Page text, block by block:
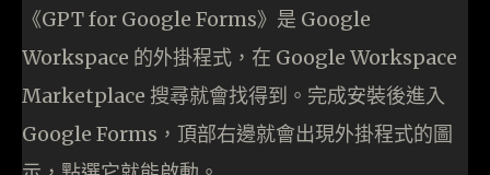
《GPT for Google Forms》是 Google
Workspace 的外掛程式，在 Google Workspace
Marketplace 搜尋就會找得到。完成安裝後進入
Google Forms，頂部右邊就會出現外掛程式的圖